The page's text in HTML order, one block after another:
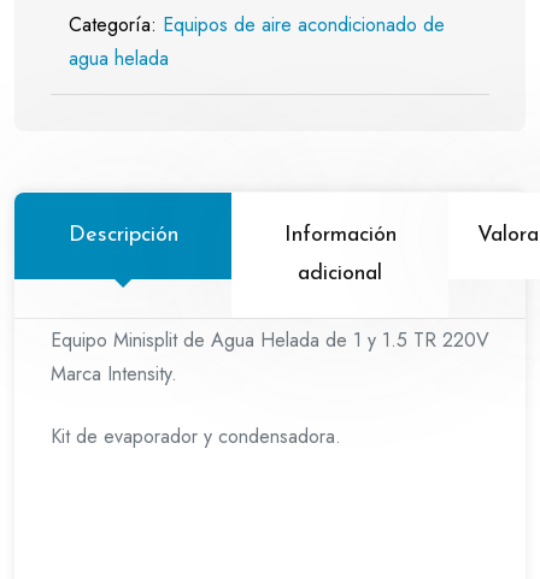
TR
220V
Categoría: Equipos de aire acondicionado de
agua helada
Descripción
Información
adicional
Equipo Minisplit de Agua Helada de 1 y 1.5 TR 220V
Marca Intensity.
Kit de evaporador y condensadora.